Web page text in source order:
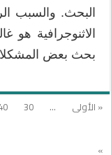
البحث. والسبب
الاثنوجرافية هو
بحث بعض
« الأولى ...
30
»